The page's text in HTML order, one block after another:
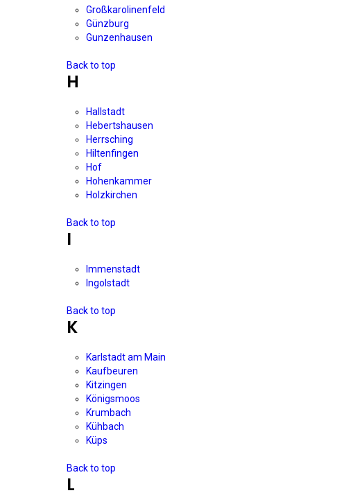
Großkarolinenfeld
Günzburg
Gunzenhausen
Back to top
H
Hallstadt
Hebertshausen
Herrsching
Hiltenfingen
Hof
Hohenkammer
Holzkirchen
Back to top
I
Immenstadt
Ingolstadt
Back to top
K
Karlstadt am Main
Kaufbeuren
Kitzingen
Königsmoos
Krumbach
Kühbach
Küps
Back to top
L